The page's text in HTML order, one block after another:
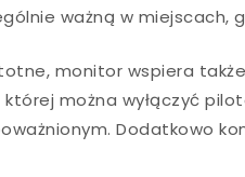
ważną w miejscach,
monitor wspiera
której można wyłączyć
Dodatkowo